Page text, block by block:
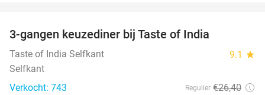
3-gangen keuzediner bij Taste of India
Taste of India Selfkant 9.1 star
Selfkant
Verkocht: 743
Regulier €26,40